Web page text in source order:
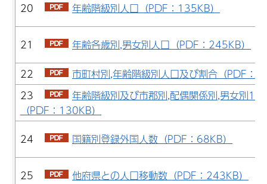
20 年齢階級別人口（PDF：135KB）
21
年齢各歳別,男女別人口（PDF：245KB）
22
市町村別,年齢階級別人口及び割合（PDF：
23
年齢階級別及び市郡別,配偶関係別,男女別15
（PDF：130KB）
24
国籍別登録外国人数（PDF：68KB）
25
他府県との人口移動数（PDF：243KB）